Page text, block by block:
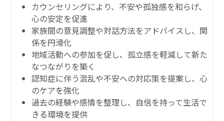
カウンセリングにより、不安や孤独感を和らげ、
心の安定を促進
家族間の意見調整や対話方法をアドバイスし、関
係を円滑化
地域活動への参加を促し、孤立感を軽減して新た
なつながりを築く
認知症に伴う混乱や不安への対応策を提案し、心
のケアを強化
過去の経験や感情を整理し、自信を持って生活で
きる環境を提供